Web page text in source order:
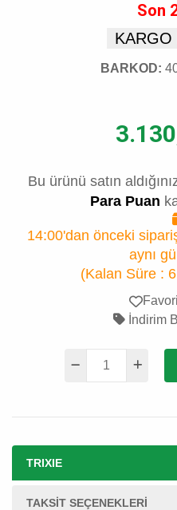
Son
KARGO
BARKOD:
Bu ürünü satın
Para Puan
14:00'dan önceki
aynı
(Kalan Süre :
İndirim
TRIXIE
TAKSIT SEÇENEKLERI